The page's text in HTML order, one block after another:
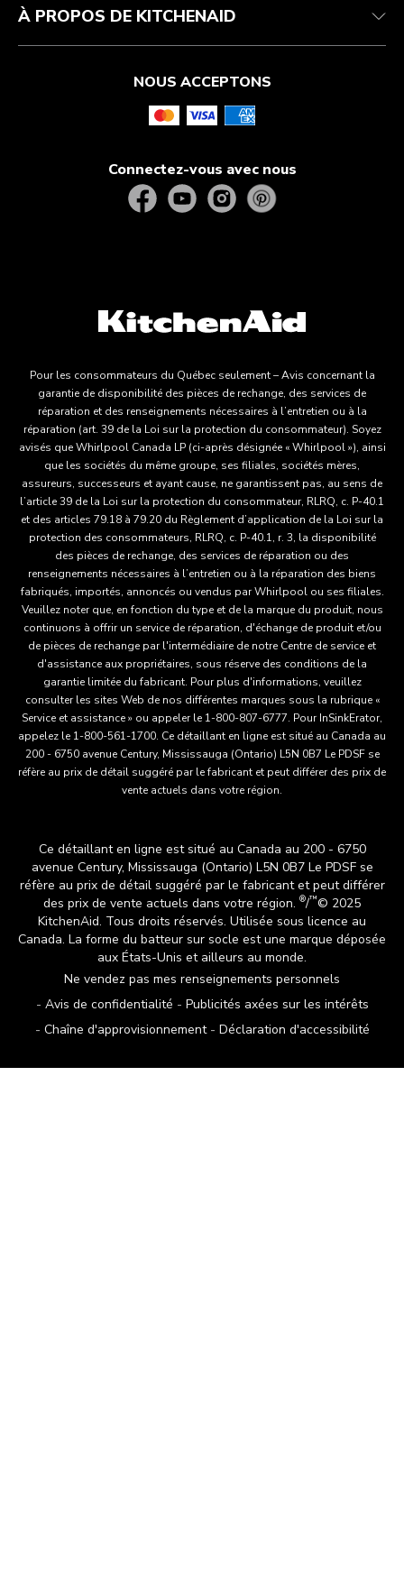
À PROPOS DE KITCHENAID
NOUS ACCEPTONS
Connectez-vous avec nous
Pour les consommateurs du Québec seulement – Avis concernant la
garantie de disponibilité des pièces de rechange, des services de
réparation et des renseignements nécessaires à l’entretien ou à la
réparation (art. 39 de la Loi sur la protection du consommateur). Soyez
avisés que Whirlpool Canada LP (ci-après désignée « Whirlpool »), ainsi
que les sociétés du même groupe, ses filiales, sociétés mères,
assureurs, successeurs et ayant cause, ne garantissent pas, au sens de
l’article 39 de la Loi sur la protection du consommateur, RLRQ, c. P-40.1
et des articles 79.18 à 79.20 du Règlement d’application de la Loi sur la
protection des consommateurs, RLRQ, c. P-40.1, r. 3, la disponibilité
des pièces de rechange, des services de réparation ou des
renseignements nécessaires à l’entretien ou à la réparation des biens
fabriqués, importés, annoncés ou vendus par Whirlpool ou ses filiales.
Veuillez noter que, en fonction du type et de la marque du produit, nous
continuons à offrir un service de réparation, d'échange de produit et/ou
de pièces de rechange par l'intermédiaire de notre Centre de service et
d'assistance aux propriétaires, sous réserve des conditions de la
garantie limitée du fabricant. Pour plus d'informations, veuillez
consulter les sites Web de nos différentes marques sous la rubrique «
Service et assistance » ou appeler le 1-800-807-6777. Pour InSinkErator,
appelez le 1-800-561-1700. Ce détaillant en ligne est situé au Canada au
200 - 6750 avenue Century, Mississauga (Ontario) L5N 0B7 Le PDSF se
réfère au prix de détail suggéré par le fabricant et peut différer des prix de
vente actuels dans votre région.
Ce détaillant en ligne est situé au Canada au 200 - 6750
avenue Century, Mississauga (Ontario) L5N 0B7 Le PDSF se
réfère au prix de détail suggéré par le fabricant et peut différer
des prix de vente actuels dans votre région. ®/™© 2025
KitchenAid. Tous droits réservés. Utilisée sous licence au
Canada. La forme du batteur sur socle est une marque déposée
aux États-Unis et ailleurs au monde.
Ne vendez pas mes renseignements personnels
Avis de confidentialité
Publicités axées sur les intérêts
Chaîne d'approvisionnement
Déclaration d'accessibilité